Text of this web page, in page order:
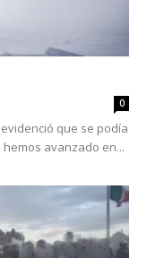
0
que se podía
avanzado en...